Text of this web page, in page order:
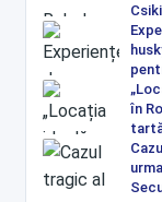
în